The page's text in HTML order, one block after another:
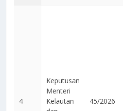
4
Keputusan
Menteri
Kelautan
45/2026